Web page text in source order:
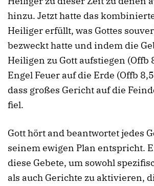
hinzu. Jetzt hatte das
Heiliger erfüllt, was Gottes
bezweckt hatte und indem die
Heiligen zu Gott aufstiegen (Offb
Engel Feuer auf die Erde (Offb
dass großes Gericht auf die
fiel.
Gott hört and beantwortet jedes
seinem ewigen Plan entspricht.
diese Gebete, um sowohl
als auch Gerichte zu aktivieren,